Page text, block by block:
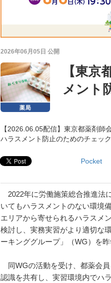
2026年06月05日 公開
【東
メント
【2026.06.05配信】東京都薬剤師
ハラスメント防止のためのチェッ
Pocket
2022年に労働施策総合推進法
いてもハラスメントのない環境
エリアから寄せられるハラスメ
検討し、実務実習がより適切な
ーキンググループ」（WG）を
同WGの活動を受け、都薬会
認識を共有し、実習環境内でハ